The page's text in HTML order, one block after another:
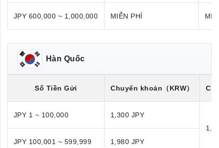
JPY 600,000 ~ 1,000,000 MIỄN PHÍ
Hàn Quốc
Số Tiền Gửi Chuyển khoản （KRW）
JPY 1 ~ 100,000
1,300 JPY
JPY 100,001 ~ 599,999
1,980 JPY